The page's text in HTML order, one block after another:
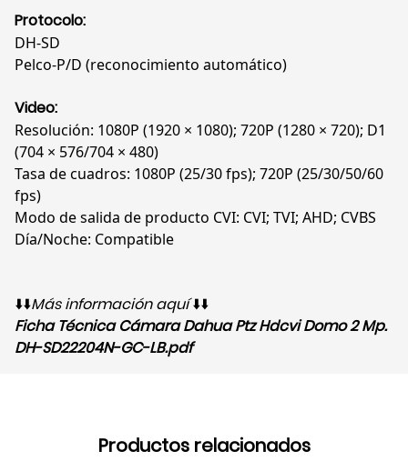
Protocolo:
DH-SD
Pelco-P/D (reconocimiento automático)
Video:
Resolución: 1080P (1920 × 1080); 720P (1280 × 720); D1
(704 × 576/704 × 480)
Tasa de cuadros: 1080P (25/30 fps); 720P (25/30/50/60
fps)
Modo de salida de producto CVI: CVI; TVI; AHD; CVBS
Día/Noche: Compatible
⬇️⬇️Más información aquí⬇️⬇️
Ficha Técnica Cámara Dahua Ptz Hdcvi Domo 2 Mp.
DH-SD22204N-GC-LB.pdf
Productos relacionados